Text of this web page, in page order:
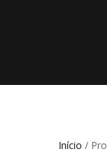
Início /